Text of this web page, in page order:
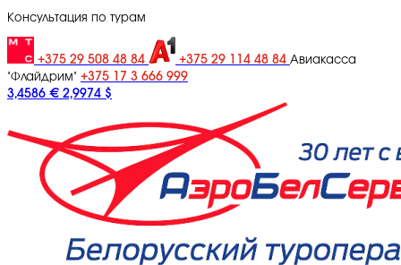
Консультация по турам
+375 29 508 48 84 +375 29 114 48 84 Авиакасса
"Флайдрим" +375 17 3 666 999
3,4586 € 2,9974 $